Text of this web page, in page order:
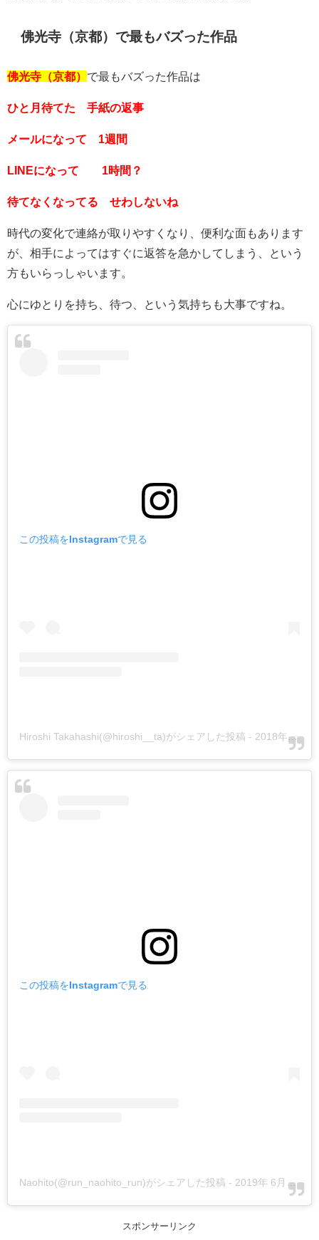
佛光寺（京都）で最もバズった作品
佛光寺（京都） で最もバズった作品は
ひと月待てた 手紙の返事
メールになって 1週間
LINEになって 1時間？
待てなくなってる せわしないね
時代の変化で連絡が取りやすくなり、便利な面もあります
が、相手によってはすぐに返答を急かしてしまう、という
方もいらっしゃいます。
心にゆとりを持ち、待つ、という気持ちも大事ですね。
この投稿をInstagramで見る
Hiroshi Takahashi(@hiroshi__ta)がシェアした投稿 - 2018年10月月12日午後11時22分PDT
この投稿をInstagramで見る
Naohito(@run_naohito_run)がシェアした投稿 - 2019年 6月月3日午後5時40分PDT
スポンサーリンク